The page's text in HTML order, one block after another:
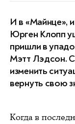
И в «Майнце»,
Юрген Клопп
пришли в
Мэтт Лэдсон.
изменить
вернуть свою
Когда в